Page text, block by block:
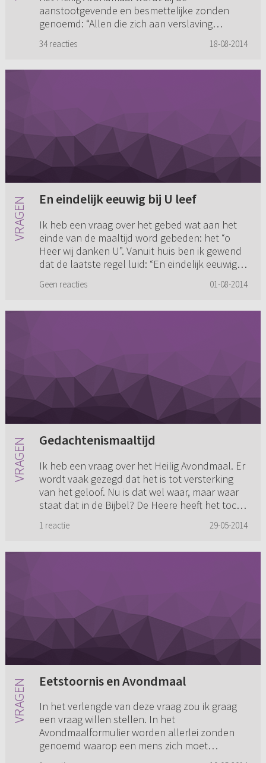
aanstootgevende en besmettelijke zonden
genoemd: “Allen die zich aan verslaving
34 reacties 18-08-2014
En eindelijk eeuwig bij U leef
Ik heb een vraag over het gebed wat aan het
einde van de maaltijd word gebeden: het “o
Heer wij danken U”. Vanuit huis ben ik gewend
dat de laatste regel luid: “En eindelijk eeuwig
Geen reacties 01-08-2014
Gedachtenismaaltijd
Ik heb een vraag over het Heilig Avondmaal. Er
wordt vaak gezegd dat het is tot versterking
van het geloof. Nu is dat wel waar, maar waar
staat dat in de Bijbel? De Heere heeft het toch
1 reactie 29-05-2014
Eetstoornis en Avondmaal
In het verlengde van deze vraag zou ik graag
een vraag willen stellen. In het
Avondmaalformulier worden allerlei zonden
genoemd waarop een mens zich moet